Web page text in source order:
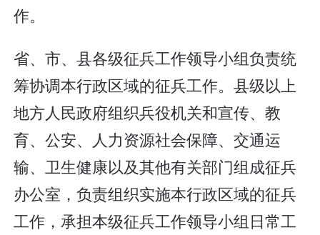
作。
省、市、县各级征兵工作领导小组负责统
筹协调本行政区域的征兵工作。县级以上
地方人民政府组织兵役机关和宣传、教
育、公安、人力资源社会保障、交通运
输、卫生健康以及其他有关部门组成征兵
办公室，负责组织实施本行政区域的征兵
工作，承担本级征兵工作领导小组日常工